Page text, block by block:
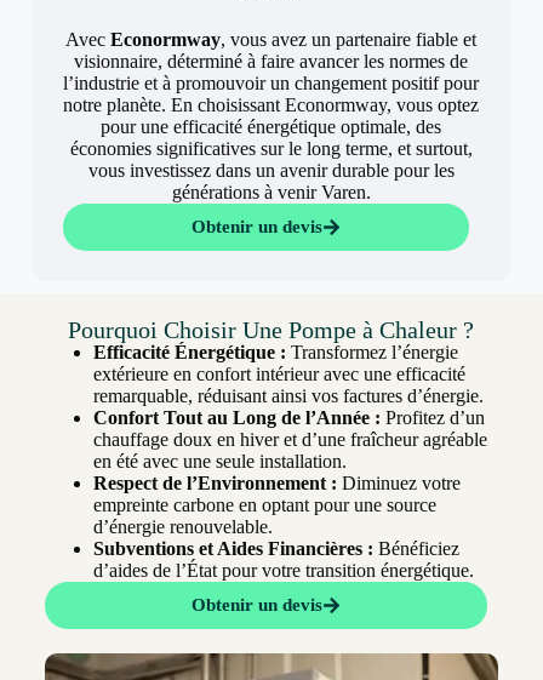
AvecEconormway, vous avez un partenaire fiable et
visionnaire, déterminé à faire avancer les normes de
l’industrie et à promouvoir un changement positif pour
notre planète. En choisissant Econormway, vous optez
pour une efficacité énergétique optimale, des
économies significatives sur le long terme, et surtout,
vous investissez dans un avenir durable pour les
générations à venir Varen.
Obtenir un devis
Pourquoi Choisir Une Pompe à Chaleur ?
Efficacité Énergétique : Transformez l’énergie
extérieure en confort intérieur avec une efficacité
remarquable, réduisant ainsi vos factures d’énergie.
Confort Tout au Long de l’Année : Profitez d’un
chauffage doux en hiver et d’une fraîcheur agréable
en été avec une seule installation.
Respect de l’Environnement : Diminuez votre
empreinte carbone en optant pour une source
d’énergie renouvelable.
Subventions et Aides Financières : Bénéficiez
d’aides de l’État pour votre transition énergétique.
Obtenir un devis